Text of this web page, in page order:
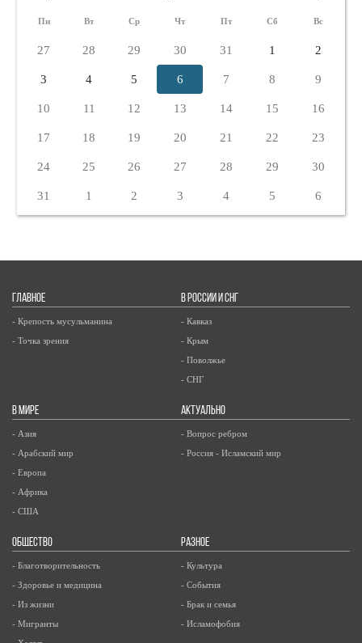
Пн Вт Ср Чт Пт Сб Вс
27 28 29 30 31 1 2
3 4 5 6 7 8 9
10 11 12 13 14 15 16
17 18 19 20 21 22 23
24 25 26 27 28 29 30
31 1 2 3 4 5 6
ГЛАВНОЕ
- Крепость мусульманина
- Точка зрения
В РОССИИ И СНГ
- Кавказ
- Крым
- Поволжье
- СНГ
В МИРЕ
- Азия
- Арабский мир
- Европа
- Африка
- США
АКТУАЛЬНО
- Вопрос ребром
- Россия - Исламский мир
ОБЩЕСТВО
- Благотворительность
- Здоровье и медицина
- Из жизни
- Мигранты
РАЗНОЕ
- Культура
- События
- Брак и семья
- Исламофобия